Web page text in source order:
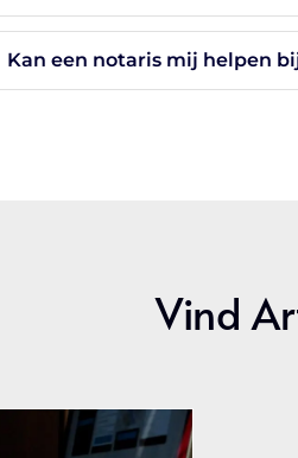
Kan een notaris mij helpen
Vind